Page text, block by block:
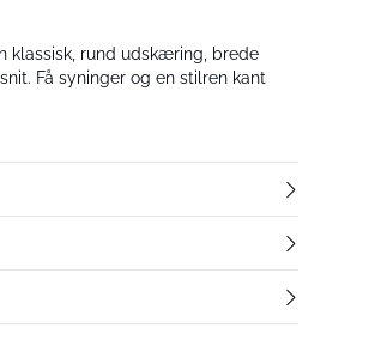
klassisk, rund udskæring, brede
Få syninger og en stilren kant